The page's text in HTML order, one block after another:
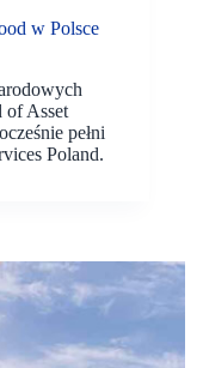
w Polsce
of Asset
pełni
Poland.